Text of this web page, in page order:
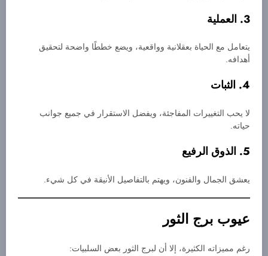
3. العملية
يتعامل مع الحياة بعقلانية وواقعية، ويضع خططًا واضحة لتحقيق
أهدافه.
4. الثبات
لا يحب التغييرات المفاجئة، ويفضل الاستقرار في جميع جوانب
حياته.
5. الذوق الرفيع
يعشق الجمال والفنون، ويهتم بالتفاصيل الأنيقة في كل شيء.
عيوب برج الثور
رغم مميزاته الكثيرة، إلا أن لبرج الثور بعض السلبيات: